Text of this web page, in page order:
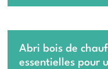
Abri bois de
essentielles pour